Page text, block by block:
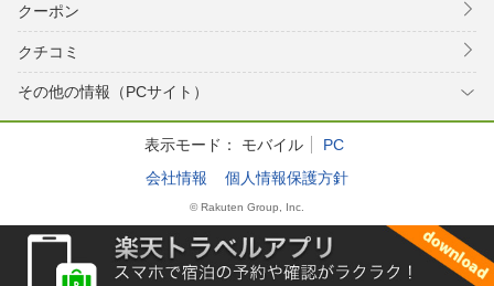
クーポン
クチコミ
その他の情報（PCサイト）
表示モード： モバイル
PC
会社情報
個人情報保護方針
© Rakuten Group, Inc.